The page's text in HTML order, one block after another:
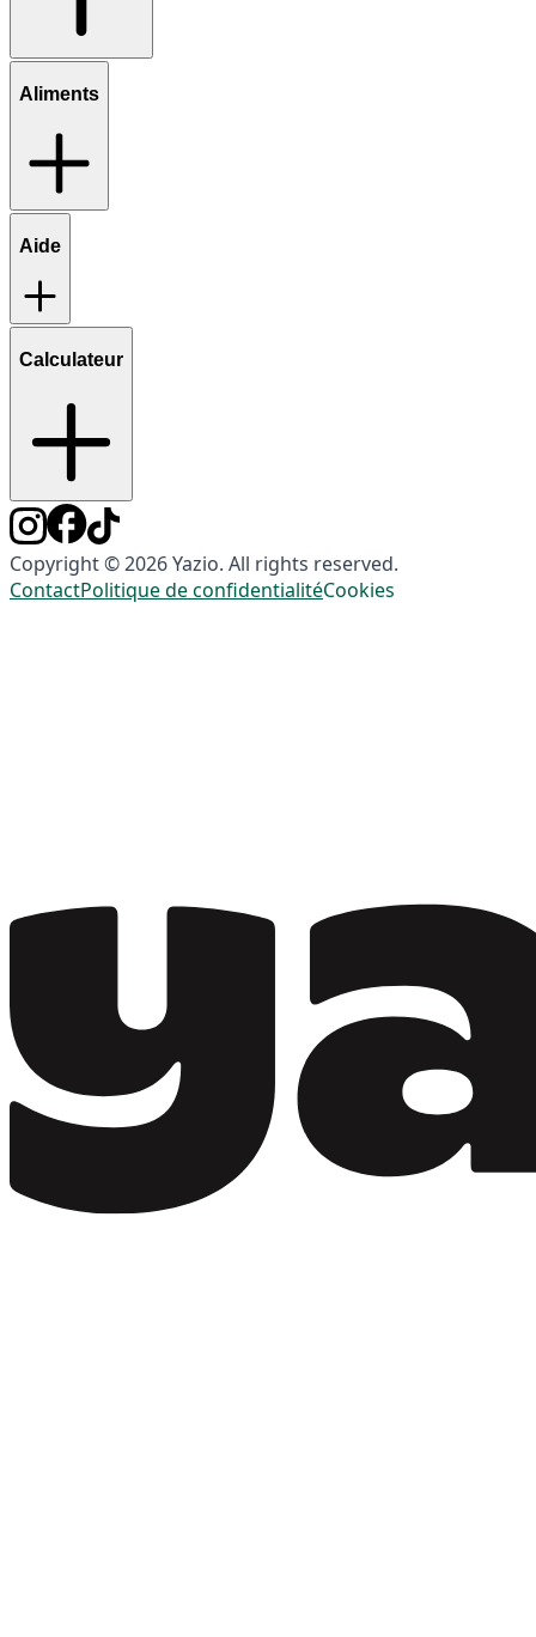
Aliments
Aide
Calculateur
Copyright © 2026 Yazio. All rights reserved.
ContactPolitique de confidentialitéCookies